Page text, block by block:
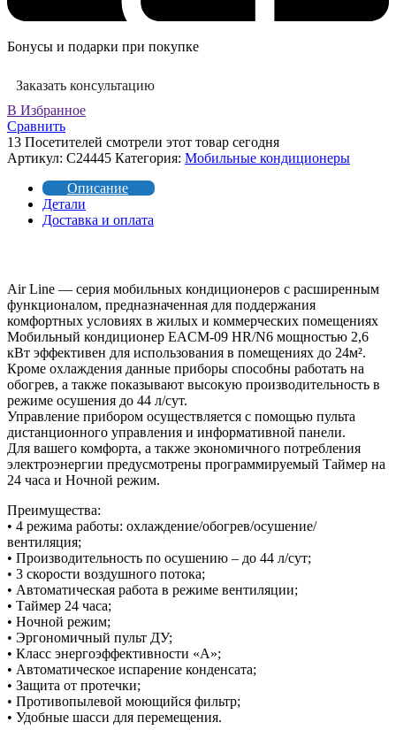
Бонусы и подарки при покупке
Заказать консультацию
В Избранное
Сравнить
13 Посетителей смотрели этот товар сегодня
Артикул: C24445 Категория: Мобильные кондиционеры
Описание
Детали
Доставка и оплата
Air Line — серия мобильных кондиционеров c расширенным
функционалом, предназначенная для поддержания
комфортных условиях в жилых и коммерческих помещениях
Мобильный кондиционер EACM-09 HR/N6 мощностью 2,6
кВт эффективен для использования в помещениях до 24м².
Кроме охлаждения данные приборы способны работать на
обогрев, а также показывают высокую производительность в
режиме осушения до 44 л/сут.
Управление прибором осуществляется c помощью пульта
дистанционного управления и информативной панели.
Для вашего комфорта, а также экономичного потребления
электроэнергии предусмотрены программируемый Таймер на
24 часа и Ночной режим.
Преимущества:
• 4 режима работы: охлаждение/обогрев/осушение/
вентиляция;
• Производительность по осушению – до 44 л/сут;
• 3 скорости воздушного потока;
• Автоматическая работа в режиме вентиляции;
• Таймер 24 часа;
• Ночной режим;
• Эргономичный пульт ДУ;
• Класс энергоэффективности «A»;
• Автоматическое испарение конденсата;
• Защита от протечки;
• Противопылевой моющийся фильтр;
• Удобные шасси для перемещения.